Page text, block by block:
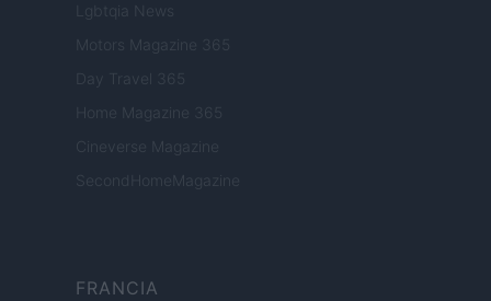
Lgbtqia News
Motors Magazine 365
Day Travel 365
Home Magazine 365
Cineverse Magazine
SecondHomeMagazine
FRANCIA